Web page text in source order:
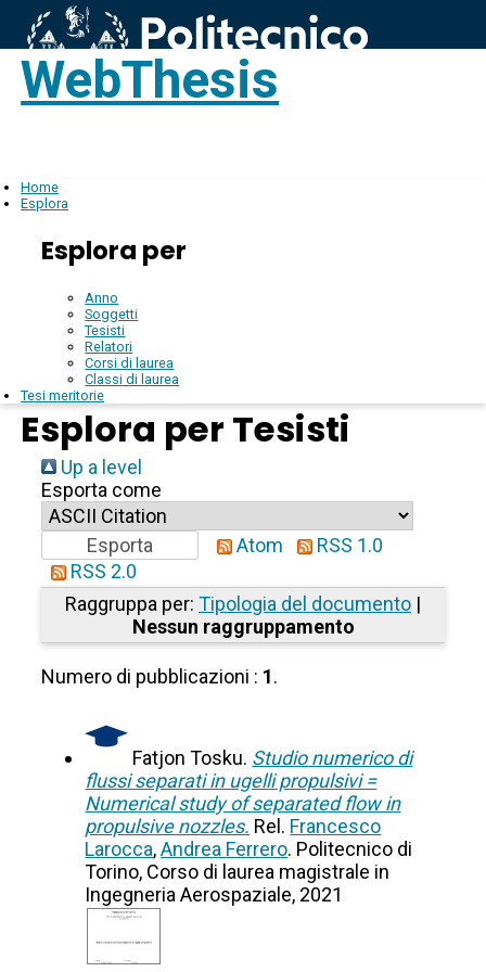
WebThesis
Home
Esplora
Esplora per
Anno
Soggetti
Tesisti
Relatori
Corsi di laurea
Classi di laurea
Tesi meritorie
Esplora per Tesisti
Up a level
Esporta come
Atom
RSS 1.0
RSS 2.0
Raggruppa per: Tipologia del documento |
Nessun raggruppamento
Numero di pubblicazioni : 1.
Fatjon Tosku. Studio numerico di
flussi separati in ugelli propulsivi =
Numerical study of separated flow in
propulsive nozzles. Rel. Francesco
Larocca,Andrea Ferrero. Politecnico di
Torino, Corso di laurea magistrale in
Ingegneria Aerospaziale, 2021